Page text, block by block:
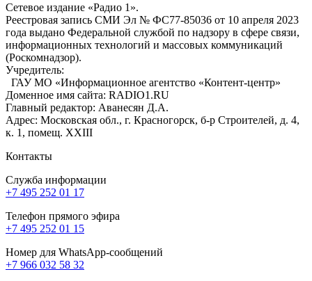
Сетевое издание «Радио 1».
Реестровая запись СМИ Эл № ФС77-85036 от 10 апреля 2023
года выдано Федеральной службой по надзору в сфере связи,
информационных технологий и массовых коммуникаций
(Роскомнадзор).
Учредитель:
ГАУ МО «Информационное агентство «Контент-центр»
Доменное имя сайта: RADIO1.RU
Главный редактор: Аванесян Д.А.
Адрес: Московская обл., г. Красногорск, б-р Строителей, д. 4,
к. 1, помещ. XXIII
Контакты
Служба информации
+7 495 252 01 17
Телефон прямого эфира
+7 495 252 01 15
Номер для WhatsApp-сообщений
+7 966 032 58 32